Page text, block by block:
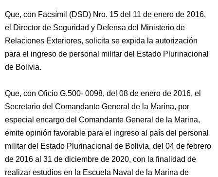
Que, con Facsímil (DSD) Nro. 15 del 11 de enero de 2016,
el Director de Seguridad y Defensa del Ministerio de
Relaciones Exteriores, solicita se expida la autorización
para el ingreso de personal militar del Estado Plurinacional
de Bolivia.
Que, con Oficio G.500- 0098, del 08 de enero de 2016, el
Secretario del Comandante General de la Marina, por
especial encargo del Comandante General de la Marina,
emite opinión favorable para el ingreso al país del personal
militar del Estado Plurinacional de Bolivia, del 04 de febrero
de 2016 al 31 de diciembre de 2020, con la finalidad de
realizar estudios en la Escuela Naval de la Marina de